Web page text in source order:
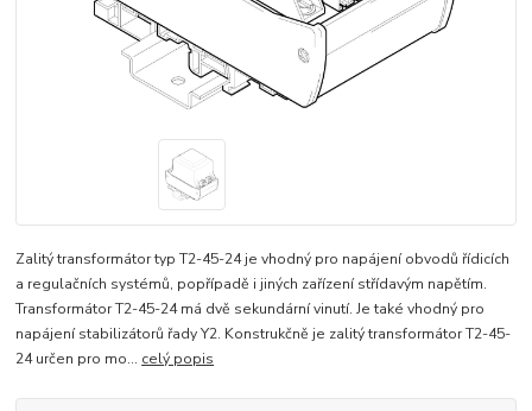
Zalitý transformátor typ T2-45-24 je vhodný pro napájení obvodů řídicích
a regulačních systémů, popřípadě i jiných zařízení střídavým napětím.
Transformátor T2-45-24 má dvě sekundární vinutí. Je také vhodný pro
napájení stabilizátorů řady Y2. Konstrukčně je zalitý transformátor T2-45-
24 určen pro mo... celý popis